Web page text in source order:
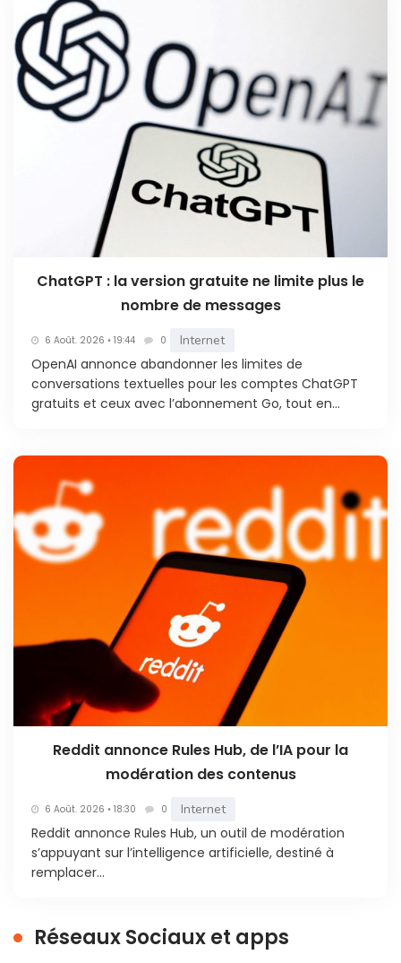
ChatGPT : la version gratuite ne limite plus le
nombre de messages
6 Août. 2026 • 19:44 0 Internet
OpenAI annonce abandonner les limites de
conversations textuelles pour les comptes ChatGPT
gratuits et ceux avec l’abonnement Go, tout en...
Reddit annonce Rules Hub, de l’IA pour la
modération des contenus
6 Août. 2026 • 18:30 0 Internet
Reddit annonce Rules Hub, un outil de modération
s’appuyant sur l’intelligence artificielle, destiné à
remplacer...
Réseaux Sociaux et apps